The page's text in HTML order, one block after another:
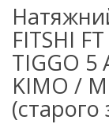
FITSHI
TIGGO 5
KIMO /
(старого